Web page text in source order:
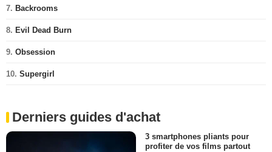
7. Backrooms
8. Evil Dead Burn
9. Obsession
10. Supergirl
Derniers guides d'achat
3 smartphones pliants pour
profiter de vos films partout